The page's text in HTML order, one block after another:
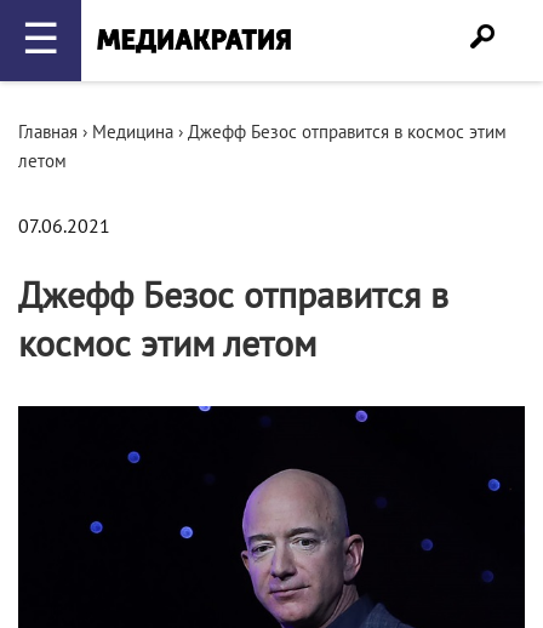
☰
Главная › Медицина › Джефф Безос отправится в космос этим
летом
07.06.2021
Джефф Безос отправится в
космос этим летом